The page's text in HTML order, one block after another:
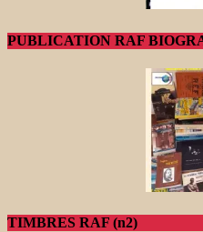
PUBLICATION RAF
TIMBRES RAF (n2)